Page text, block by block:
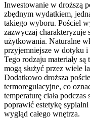
Inwestowanie w droższą
zbędnym wydatkiem,
takiego wyboru. Pościel
zazwyczaj charakteryzuje
użytkowania. Naturalne
przyjemniejsze w dotyku i
Tego rodzaju materiały
mogą służyć przez wiele
Dodatkowo droższa
termoregulacyjne, co
temperaturę ciała
poprawić estetykę
wygląd całego wnętrza.